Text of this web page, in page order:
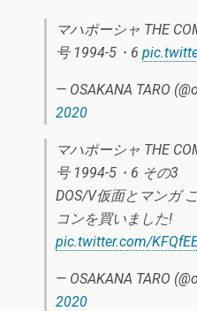
マハポーシャ THE
号 1994-5・6
— OSAKANA TARO
2020
マハポーシャ THE
号 1994-5・6 その3
DOS/V仮面とマンガ
コンを買いました!
pic.twitter.com/
— OSAKANA TARO
2020